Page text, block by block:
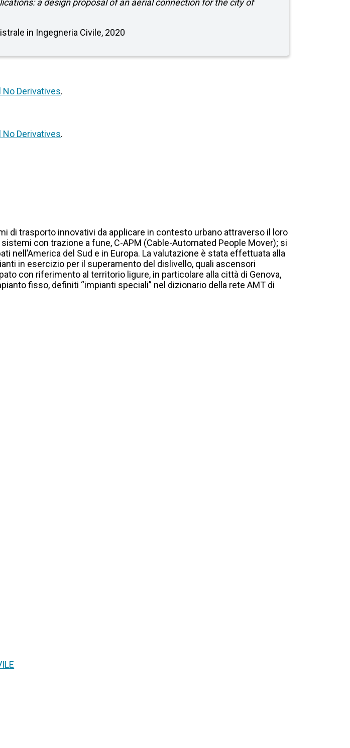
a design proposal of an aerial connection for the city of
in Ingegneria Civile, 2020
Derivatives.
Derivatives.
di trasporto innovativi da applicare in contesto urbano attraverso il loro
con trazione a fune, C-APM (Cable-Automated People Mover); si
del Sud e in Europa. La valutazione è stata effettuata alla
in esercizio per il superamento del dislivello, quali ascensori
con riferimento al territorio ligure, in particolare alla città di Genova,
fisso, definiti “impianti speciali” nel dizionario della rete AMT di